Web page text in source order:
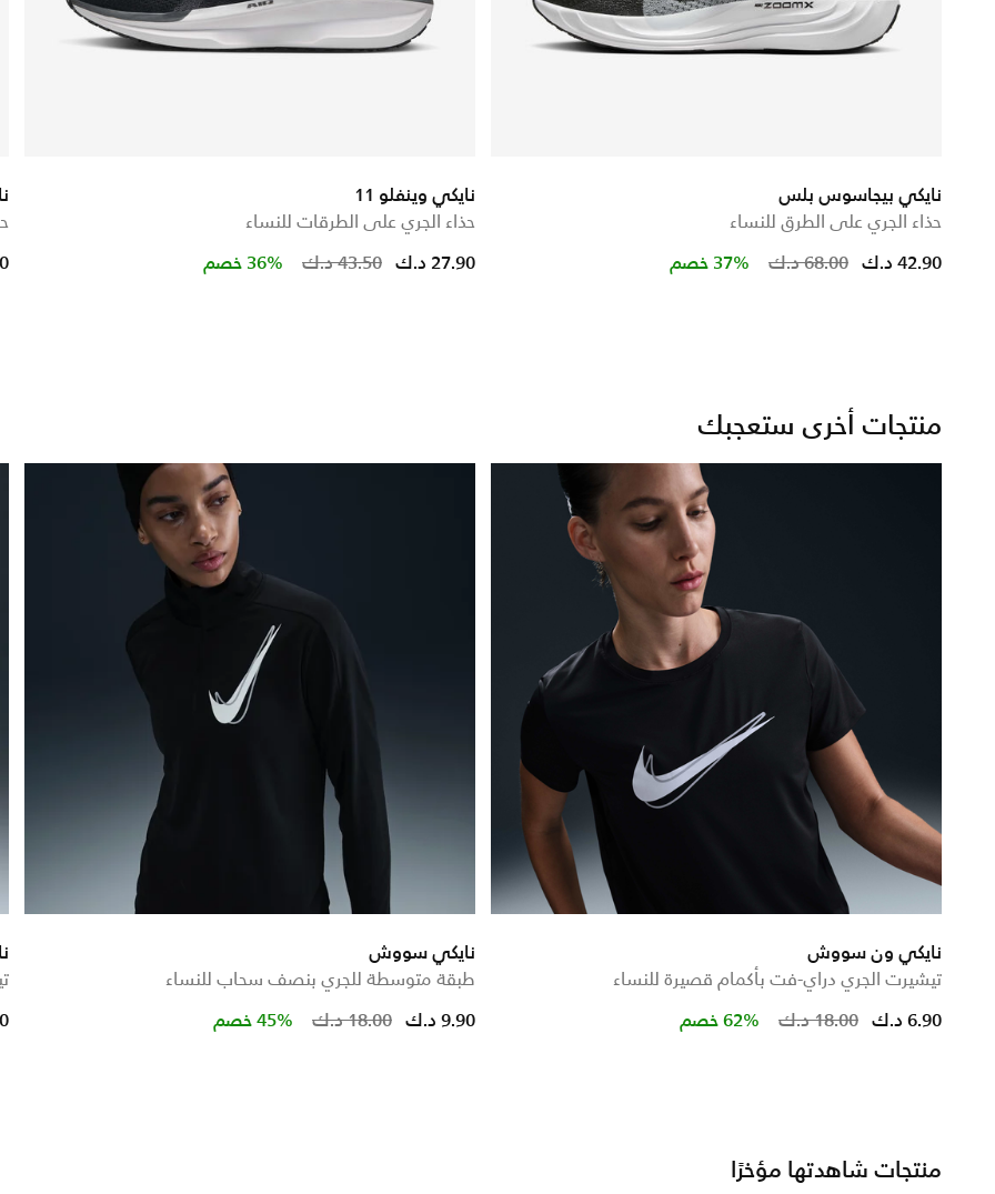
نايكي بيجاسوس بلس
حذاء الجري على الطرق للنساء
Price reduced
68.00 د.ك to
42.90 د.ك 37% خصم
نايكي وينفلو 11
حذاء الجري على الطرقات للنساء
Price reduced from
43.50 د.ك to
27.90 د.ك 36% خصم
منتجات أخرى ستعجبك
نايكي ون سووش
تيشيرت الجري دراي-فت بأكمام قصيرة للنساء
Price reduced from
18.00 د.ك to 6.90 د.ك 62% خصم
نايكي سووش
طبقة متوسطة للجري بنصف سحاب للنساء
Price reduced from18.00 د.ك to
9.90 د.ك 45% خصم
منتجات شاهدتها مؤخرًا